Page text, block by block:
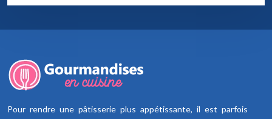
Pour rendre une pâtisserie plus appétissante, il est parfois